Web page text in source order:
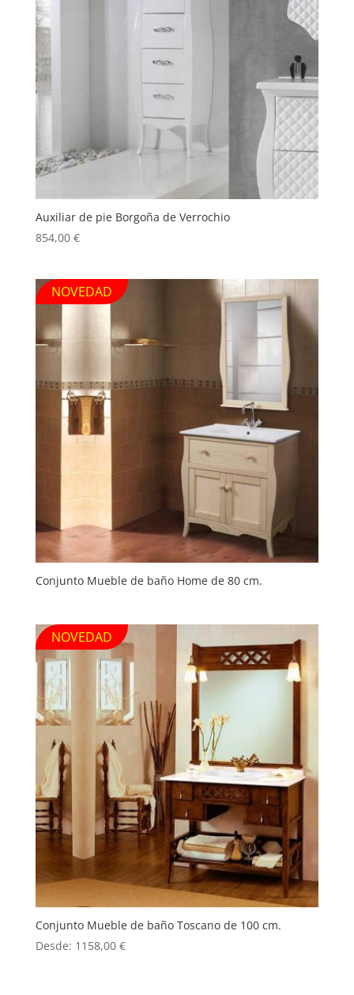
Auxiliar de pie Borgoña de Verrochio
854,00 €
NOVEDAD
Conjunto Mueble de baño Home de 80 cm.
NOVEDAD
Conjunto Mueble de baño Toscano de 100 cm.
Desde: 1158,00 €